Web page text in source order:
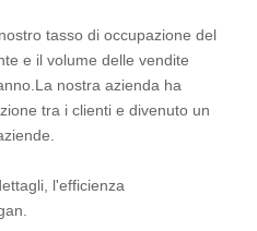
tasso di occupazione del
e il volume delle vendite
nostra azienda ha
tra i clienti e divenuto un
l'efficienza